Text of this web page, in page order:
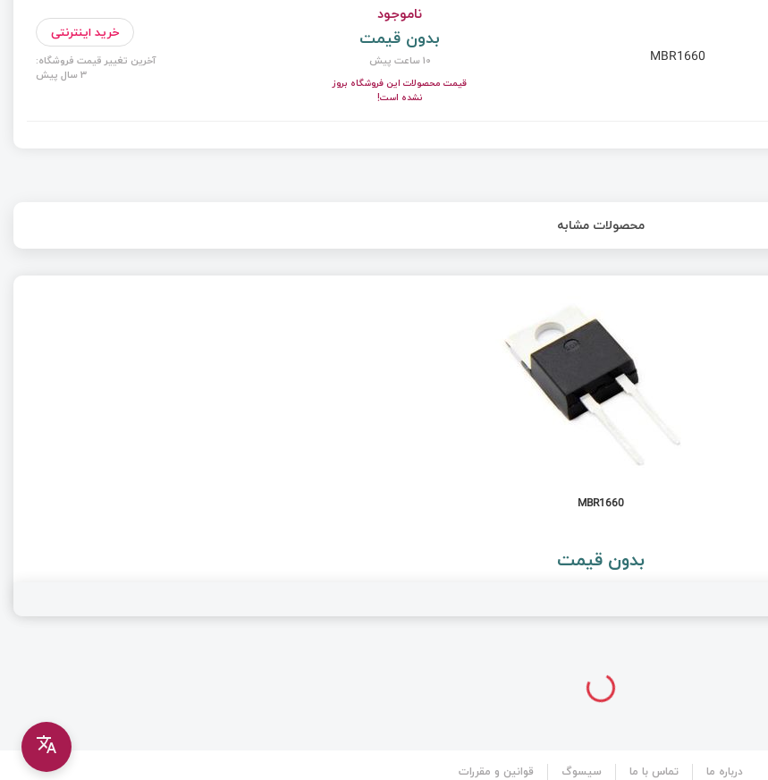
MBR1660
ناموجود
بدون قیمت
10 ساعت پیش
قیمت محصولات این فروشگاه بروز
نشده است!
خرید اینترنتی
آخرین تغییر قیمت فروشگاه:
3 سال پیش
محصولات مشابه
MBR1660
بدون قیمت
درباره ما تماس با ما سیسوگ قوانین و مقررات